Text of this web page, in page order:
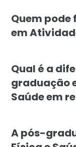
Quem
em
Qual é a
graduação
Saúde em
A pós-